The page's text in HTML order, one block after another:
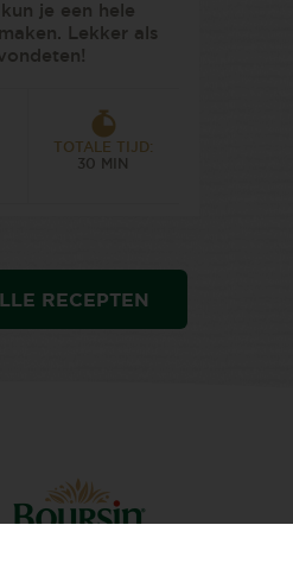
je een hele
Lekker als
TOTALE TIJD:
30 MIN
RECEPTEN